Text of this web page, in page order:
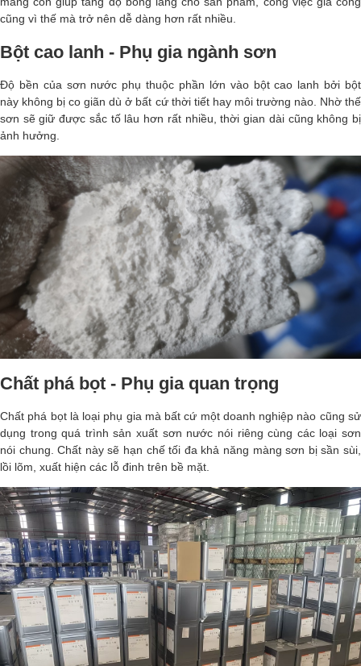
cũng vì thế mà trở nên dễ dàng hơn rất nhiều.
Bột cao lanh - Phụ gia ngành sơn
Độ bền của sơn nước phụ thuộc phần lớn vào bột cao lanh bởi bột
này không bị co giãn dù ở bất cứ thời tiết hay môi trường nào. Nhờ thế
sơn sẽ giữ được sắc tố lâu hơn rất nhiều, thời gian dài cũng không bị
ảnh hưởng.
Chất phá bọt - Phụ gia quan trọng
Chất phá bọt là loại phụ gia mà bất cứ một doanh nghiệp nào cũng sử
dụng trong quá trình sản xuất sơn nước nói riêng cùng các loại sơn
nói chung. Chất này sẽ hạn chế tối đa khả năng màng sơn bị sần sùi,
lồi lõm, xuất hiện các lỗ đinh trên bề mặt.